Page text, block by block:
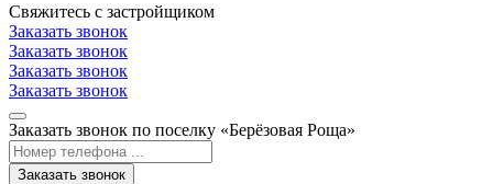
Свяжитесь с застройщиком
Заказать звонок
Заказать звонок
Заказать звонок
Заказать звонок
Заказать звонок по поселку «Берёзовая Роща»
Заказать звонок